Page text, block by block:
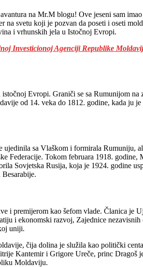
na Mr.M blogu! Ove jeseni sam
na svetu koji je pozvan da poseti i oseti
i vrhunskih jela u Istočnoj Evropi.
Investicionoj Agenciji Republike
istočnoj Evropi. Graniči se sa Rumunijom
od 14. veka do 1812. godine, kada ju
sa Vlaškom i formirala
Federacije. Tokom februara 1918.
Sovjetska Rusija, koja je 1924. godine
i premijerom kao šefom vlade. Članica
i ekonomski razvoj, Zajednice
uniji.
čija dolina je služila kao politički
Kantemir i Grigore Ureče, princ
Moldaviju.